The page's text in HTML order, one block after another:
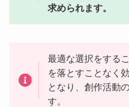
求められます。
最適な選択をする
を落とすことなく
となり、創作活動
す。